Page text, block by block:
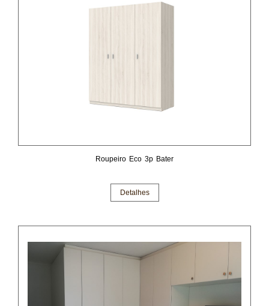
Roupeiro Eco 3p Bater
Detalhes